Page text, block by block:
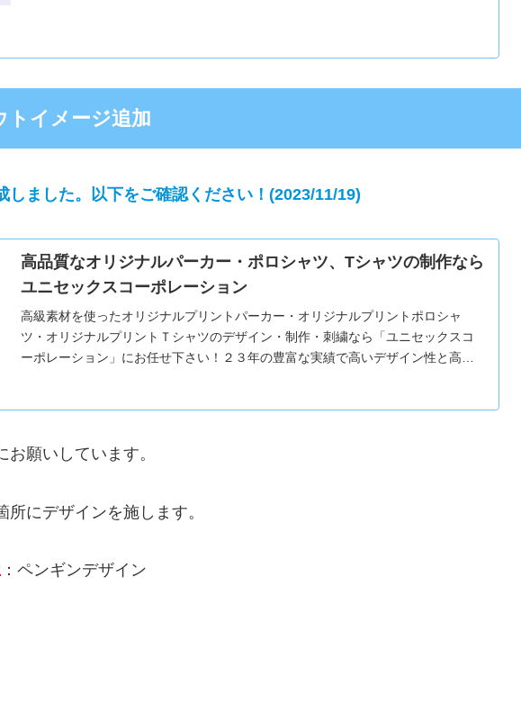
トイメージ追加
しました。以下をご確認ください！(2023/11/19)
高品質なオリジナルパーカー・ポロシャツ、Tシャツの制作なら
ユニセックスコーポレーション
高級素材を使ったオリジナルプリントパーカー・オリジナルプリントポロシャ
ツ・オリジナルプリントＴシャツのデザイン・制作・刺繍なら「ユニセックスコ
ーポレーション」にお任せ下さい！２３年の豊富な実績で高いデザイン性と高品
願いしています。
所にデザインを施します。
：ペンギンデザイン